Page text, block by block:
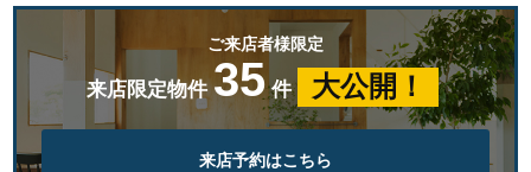
ご来店者様限定
来店限定物件 35 件 大公開！
来店予約はこちら